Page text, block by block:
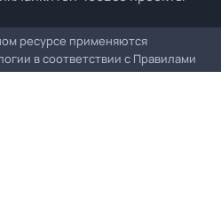
ресурсе применяются
в соответствии с Правилами